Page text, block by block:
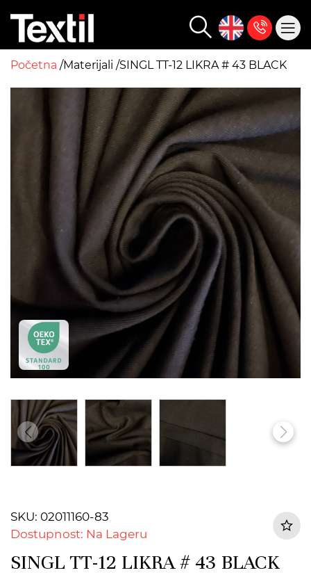
Početna Materijali SINGL TT-12 LIKRA # 43 BLACK
SKU: 02011160-83
Dostupnost: Na Lageru
SINGL TT-12 LIKRA # 43 BLACK